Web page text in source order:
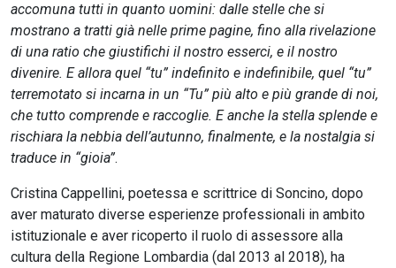
accomuna tutti in quanto uomini: dalle stelle che si
mostrano a tratti già nelle prime pagine, fino alla rivelazione
di una ratio che giustifichi il nostro esserci, e il nostro
divenire. E allora quel “tu” indefinito e indefinibile, quel “tu”
terremotato si incarna in un “Tu” più alto e più grande di noi,
che tutto comprende e raccoglie. E anche la stella splende e
rischiara la nebbia dell’autunno, finalmente, e la nostalgia si
traduce in “gioia”.
Cristina Cappellini, poetessa e scrittrice di Soncino, dopo
aver maturato diverse esperienze professionali in ambito
istituzionale e aver ricoperto il ruolo di assessore alla
cultura della Regione Lombardia (dal 2013 al 2018), ha